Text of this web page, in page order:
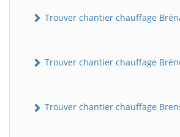
Trouver chantier chauffage
Trouver chantier chauffage
Trouver chantier chauffage